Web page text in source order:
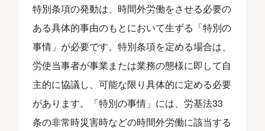
特別条項の発動は、時間外労働をさせる必要の
ある具体的事由のもとにおいて生ずる「特別の
事情」が必要です。特別条項を定める場合は、
労使当事者が事業または業務の態様に即して自
主的に協議し、可能な限り具体的に定める必要
があります。「特別の事情」には、労基法33
条の非常時災害時などの時間外労働に該当する